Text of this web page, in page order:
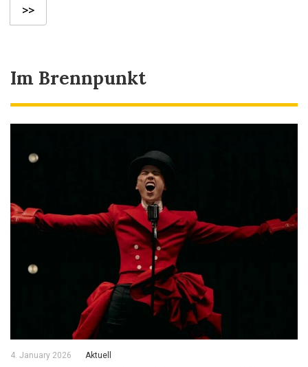
>>
Im Brennpunkt
4. January 2026 Aktuell